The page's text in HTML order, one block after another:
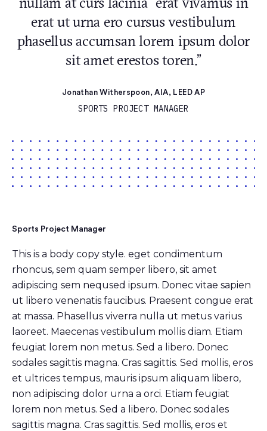
erat ut urna ero cursus vestibulum
phasellus accumsan lorem ipsum dolor
sit amet erestos toren.”
Jonathan Witherspoon, AIA, LEED AP
SPORTS PROJECT MANAGER
Sports Project Manager
This is a body copy style. eget condimentum
rhoncus, sem quam semper libero, sit amet
adipiscing sem neqused ipsum. Donec vitae sapien
ut libero venenatis faucibus. Praesent congue erat
at massa. Phasellus viverra nulla ut metus varius
laoreet. Maecenas vestibulum mollis diam. Etiam
feugiat lorem non metus. Sed a libero. Donec
sodales sagittis magna. Cras sagittis. Sed mollis, eros
et ultrices tempus, mauris ipsum aliquam libero,
non adipiscing dolor urna a orci. Etiam feugiat
lorem non metus. Sed a libero. Donec sodales
sagittis magna. Cras sagittis. Sed mollis, eros et